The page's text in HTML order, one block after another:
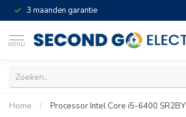
3 maanden garantie
MENU
Home / Processor Intel Core i5-6400 SR2BY